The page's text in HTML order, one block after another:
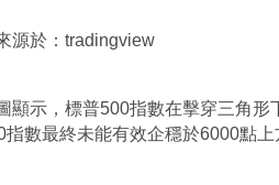
源於：tradingview
顯示，標普500指數在擊穿三角
指數最終未能有效企穩於6000點